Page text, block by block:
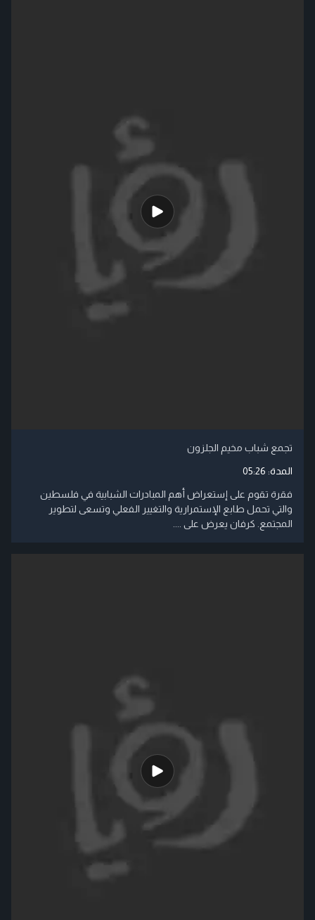
تجمع شباب مخيم الجلزون
المدة: 05:26
فقرة تقوم على إستعراض أهم المبادرات الشبابية في فلسطين
والتي تحمل طابع الإستمرارية والتغيير الفعلي وتسعى لتطوير
المجتمع. كرفان يعرض على ....